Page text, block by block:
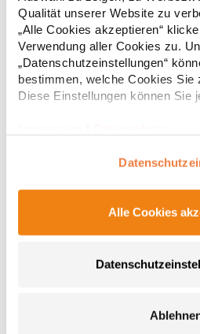
Qualität unserer Website zu
„Alle Cookies akzeptieren“
Verwendung aller Cookies zu.
„Datenschutzeinstellungen“
bestimmen, welche Cookies Sie
Diese Einstellungen können Sie
Alle Cookies
* Preise inkl. gesetzlicher Mwst. +
AT534 Atlantis Kinder Rapper-
Produktsicherheit: